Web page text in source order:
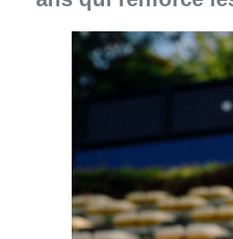
08 août 2026 Consulter
Facebook
TwitterWhatsApp
Share
13 février 2024- 10h28
13 août 2024- 15h46